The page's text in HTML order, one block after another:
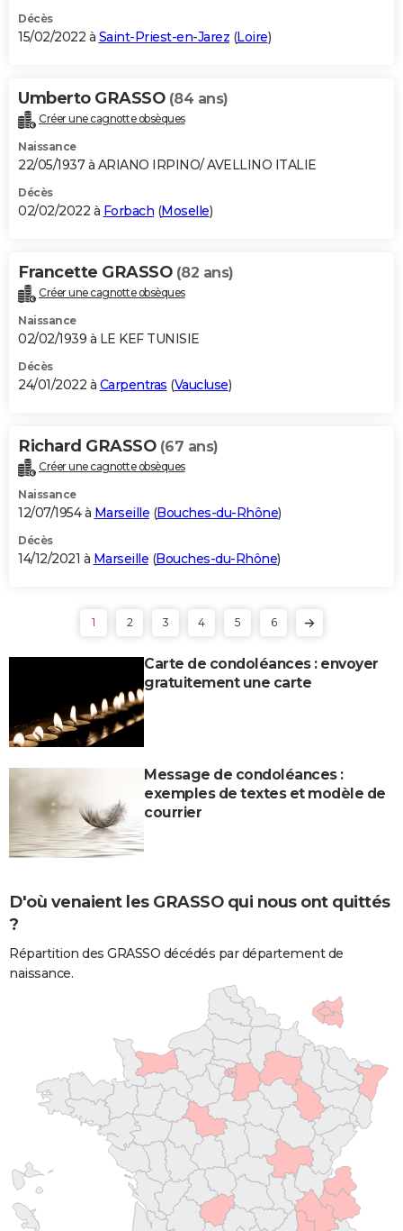
Décès
15/02/2022 à Saint-Priest-en-Jarez (Loire)
Umberto GRASSO (84 ans)
Créer une cagnotte obsèques
Naissance
22/05/1937 à ARIANO IRPINO/ AVELLINO ITALIE
Décès
02/02/2022 à Forbach (Moselle)
Francette GRASSO (82 ans)
Créer une cagnotte obsèques
Naissance
02/02/1939 à LE KEF TUNISIE
Décès
24/01/2022 à Carpentras (Vaucluse)
Richard GRASSO (67 ans)
Créer une cagnotte obsèques
Naissance
12/07/1954 à Marseille (Bouches-du-Rhône)
Décès
14/12/2021 à Marseille (Bouches-du-Rhône)
1 2 3 4 5 6
Carte de condoléances : envoyer
gratuitement une carte
Message de condoléances :
exemples de textes et modèle de
courrier
D'où venaient les GRASSO qui nous ont quittés
?
Répartition des GRASSO décédés par département de
naissance.